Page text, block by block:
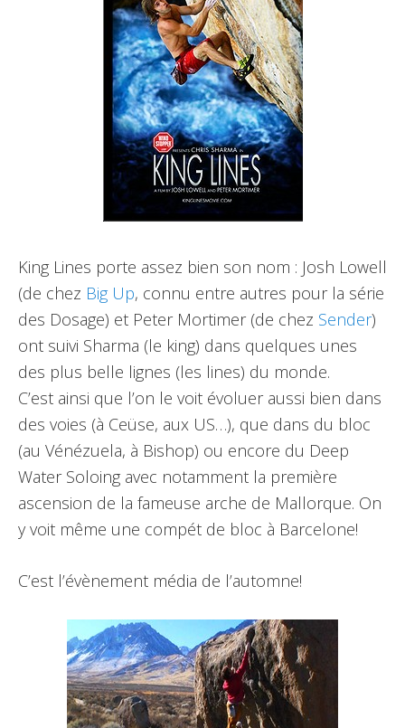
King Lines porte assez bien son nom : Josh Lowell
(de chez Big Up, connu entre autres pour la série
des Dosage) et Peter Mortimer (de chez Sender)
ont suivi Sharma (le king) dans quelques unes
des plus belle lignes (les lines) du monde.
C’est ainsi que l’on le voit évoluer aussi bien dans
des voies (à Ceüse, aux US…), que dans du bloc
(au Vénézuela, à Bishop) ou encore du Deep
Water Soloing avec notamment la première
ascension de la fameuse arche de Mallorque. On
y voit même une compét de bloc à Barcelone!
C’est l’évènement média de l’automne!